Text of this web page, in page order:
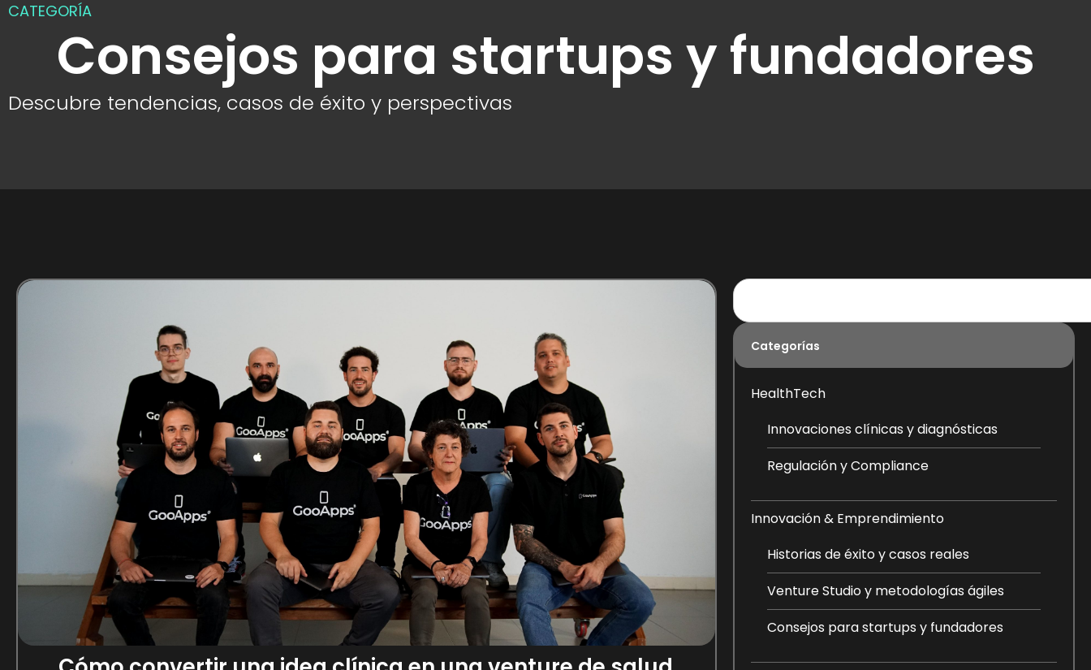
CATEGORÍA
Consejos para startups y fundadores
Descubre tendencias, casos de éxito y perspectivas
Categorías
HealthTech
Innovaciones clínicas y diagnósticas
Regulación y Compliance
Innovación & Emprendimiento
Historias de éxito y casos reales
Venture Studio y metodologías ágiles
Consejos para startups y fundadores